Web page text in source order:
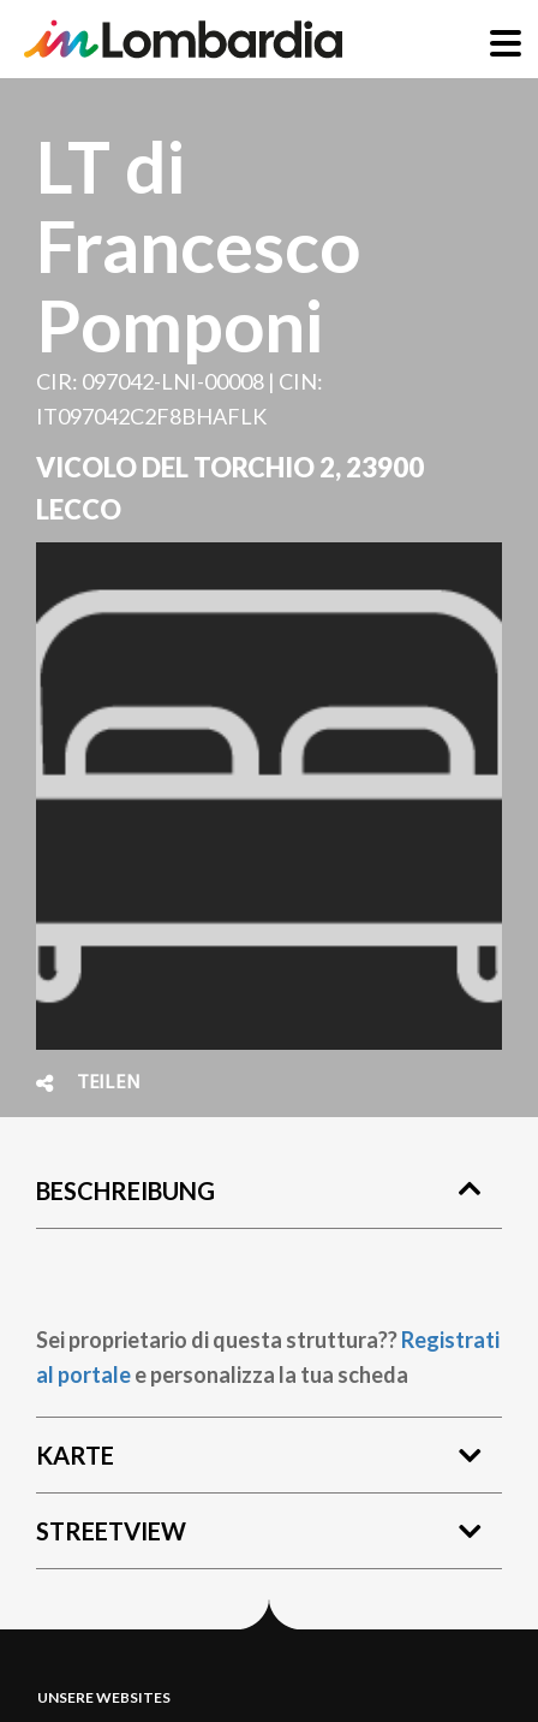
LT di
Francesco
Pomponi
CIR: 097042-LNI-00008 | CIN:
IT097042C2F8BHAFLK
VICOLO DEL TORCHIO 2,23900
LECCO
TEILEN
BESCHREIBUNG
Sei proprietario di questa struttura??Registrati
al portalee personalizza la tua scheda
KARTE
STREETVIEW
UNSERE WEBSITES